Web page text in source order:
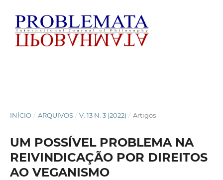
INÍCIO / ARQUIVOS / V. 13 N. 3 (2022) / Artigos
UM POSSÍVEL PROBLEMA NA
REIVINDICAÇÃO POR DIREITOS
AO VEGANISMO